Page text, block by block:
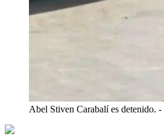
Abel Stiven Carabalí es detenido. -